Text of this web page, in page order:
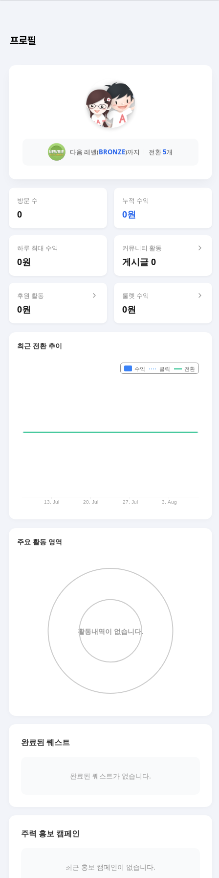
프로필
다음 레벨(BRONZE)까지 전환5개
방문 수
0
누적 수익
0원
하루 최대 수익
0원
커뮤니티 활동
게시글 0
후원 활동
0원
룰렛 수익
0원
최근 전환 추이
주요 활동 영역
완료된 퀘스트
완료된 퀘스트가 없습니다.
주력 홍보 캠페인
최근 홍보 캠페인이 없습니다.